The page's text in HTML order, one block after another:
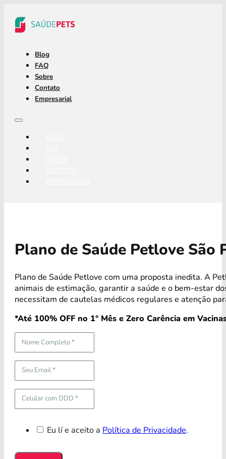
Blog
FAQ
Sobre
Contato
Empresarial
Plano de Saúde Petlove São
Plano de Saúde Petlove com uma proposta inedita. A
animais de estimação, garantir a saúde e o bem-estar
necessitam de cautelas médicos regulares e atenção
*Até 100% OFF no 1° Mês e Zero Carência em
Eu lí e aceito aPolítica de Privacidade.